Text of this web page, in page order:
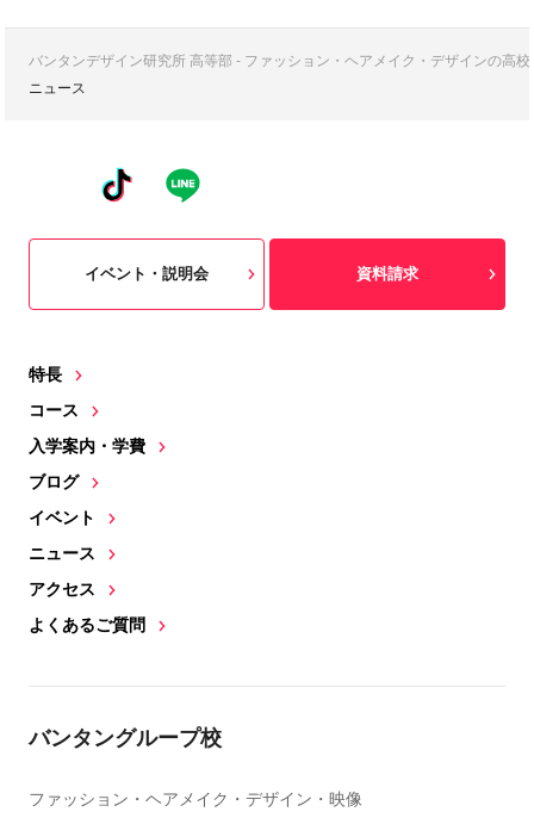
バンタンデザイン研究所 高等部 - ファッション・ヘアメイク・デザインの高
ニュース
特長
コース
入学案内・学費
ブログ
イベント
ニュース
アクセス
よくあるご質問
イベント・説明会 資料請求
バンタングループ校
ファッション・ヘアメイク・デザイン・映像